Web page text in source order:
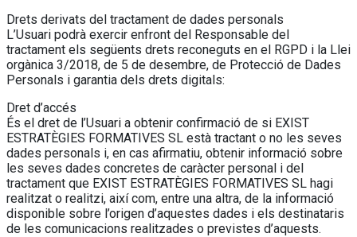
Drets derivats del tractament de dades personals
L’Usuari podrà exercir enfront del Responsable del
tractament els següents drets reconeguts en el RGPD i la Llei
orgànica 3/2018, de 5 de desembre, de Protecció de Dades
Personals i garantia dels drets digitals:
Dret d’accés
És el dret de l’Usuari a obtenir confirmació de si EXIST
ESTRATÈGIES FORMATIVES SL està tractant o no les seves
dades personals i, en cas afirmatiu, obtenir informació sobre
les seves dades concretes de caràcter personal i del
tractament que EXIST ESTRATÈGIES FORMATIVES SL hagi
realitzat o realitzi, així com, entre una altra, de la informació
disponible sobre l’origen d’aquestes dades i els destinataris
de les comunicacions realitzades o previstes d’aquests.